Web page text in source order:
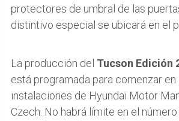
protectores de umbral de las
distintivo especial se ubicará en el
La producción del Tucson Edición
está programada para comenzar en
instalaciones de Hyundai Motor
Czech. No habrá límite en el